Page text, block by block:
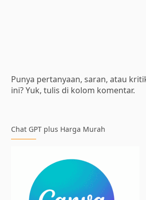
Punya pertanyaan, saran, atau
ini? Yuk, tulis di kolom komentar.
Chat GPT plus Harga Murah